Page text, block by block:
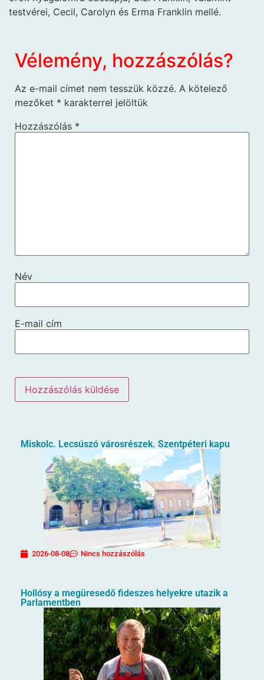
testvérei, Cecil, Carolyn és Erma Franklin mellé.
Vélemény, hozzászólás?
Az e-mail címet nem tesszük közzé. A kötelező
mezőket * karakterrel jelöltük
Hozzászólás *
Név
E-mail cím
Miskolc. Lecsúszó városrészek. Szentpéteri kapu
2026-08-08 Nincs hozzászólás
Hollósy a megüresedő fideszes helyekre utazik a
Parlamentben